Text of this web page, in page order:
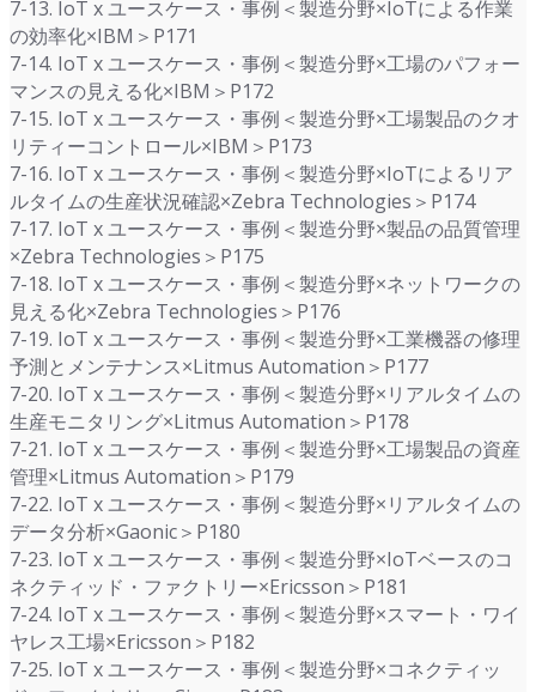
7-13. IoT x ユースケース・事例＜製造分野×IoTによる作業
の効率化×IBM＞P171
7-14. IoT x ユースケース・事例＜製造分野×工場のパフォー
マンスの見える化×IBM＞P172
7-15. IoT x ユースケース・事例＜製造分野×工場製品のクオ
リティーコントロール×IBM＞P173
7-16. IoT x ユースケース・事例＜製造分野×IoTによるリア
ルタイムの生産状況確認×Zebra Technologies＞P174
7-17. IoT x ユースケース・事例＜製造分野×製品の品質管理
×Zebra Technologies＞P175
7-18. IoT x ユースケース・事例＜製造分野×ネットワークの
見える化×Zebra Technologies＞P176
7-19. IoT x ユースケース・事例＜製造分野×工業機器の修理
予測とメンテナンス×Litmus Automation＞P177
7-20. IoT x ユースケース・事例＜製造分野×リアルタイムの
生産モニタリング×Litmus Automation＞P178
7-21. IoT x ユースケース・事例＜製造分野×工場製品の資産
管理×Litmus Automation＞P179
7-22. IoT x ユースケース・事例＜製造分野×リアルタイムの
データ分析×Gaonic＞P180
7-23. IoT x ユースケース・事例＜製造分野×IoTベースのコ
ネクティッド・ファクトリー×Ericsson＞P181
7-24. IoT x ユースケース・事例＜製造分野×スマート・ワイ
ヤレス工場×Ericsson＞P182
7-25. IoT x ユースケース・事例＜製造分野×コネクティッ